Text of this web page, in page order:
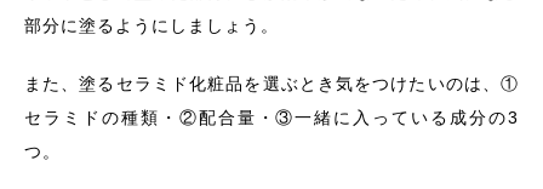
部分に塗るようにしましょう。
また、塗るセラミド化粧品を選ぶとき気をつけたいのは、①
セラミドの種類・②配合量・③一緒に入っている成分の3
つ。